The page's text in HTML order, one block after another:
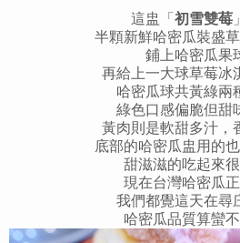
這盅「 初雪雙莓
半顆新鮮哈密瓜裝盛
鋪上哈密瓜果
再給上一大球草莓冰
哈密瓜球共黃綠兩
綠色口感偏脆但甜
黃肉則是軟甜多汁，
底部的哈密瓜盅用的
甜滋滋的吃起來很
現在台灣哈密瓜正
我們都覺這天在尋
哈密瓜品質算蠻不